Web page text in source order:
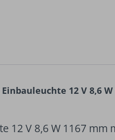
12 V 8,6
12 V 8,6 W 1167 mm